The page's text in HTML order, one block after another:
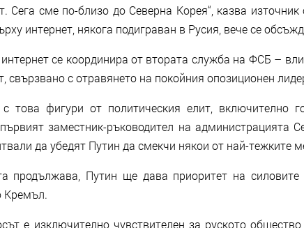
Сега сме по-близо до Северна Корея“, казва
интернет, някога подиграван в Русия, вече се
се координира от втората служба на ФСБ –
свързвано с отравянето на покойния опозиционен
фигури от политическия елит, включително
заместник-ръководител на администрацията
да убедят Путин да смекчи някои от най-тежките
Путин ще дава приоритет на силовите
Кремъл.
е изключително чувствителен за руското